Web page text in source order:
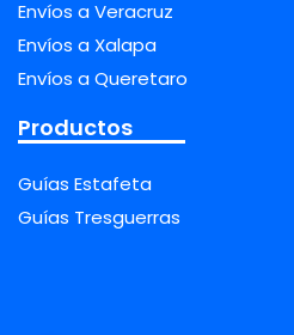
Envíos a Veracruz
Envíos a Xalapa
Envíos a Queretaro
Productos
Guías Estafeta
Guías Tresguerras